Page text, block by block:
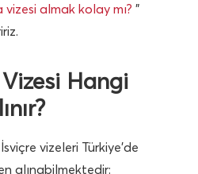
vizesi almak kolay mı? ”
Hangi
vizeleri Türkiye’de
alınabilmektedir: